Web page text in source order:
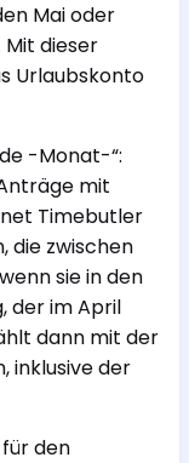
Mai oder
dieser
Urlaubskonto
-Monat-“:
mit
Timebutler
die zwischen
sie in den
der im April
dann mit der
inklusive der
den